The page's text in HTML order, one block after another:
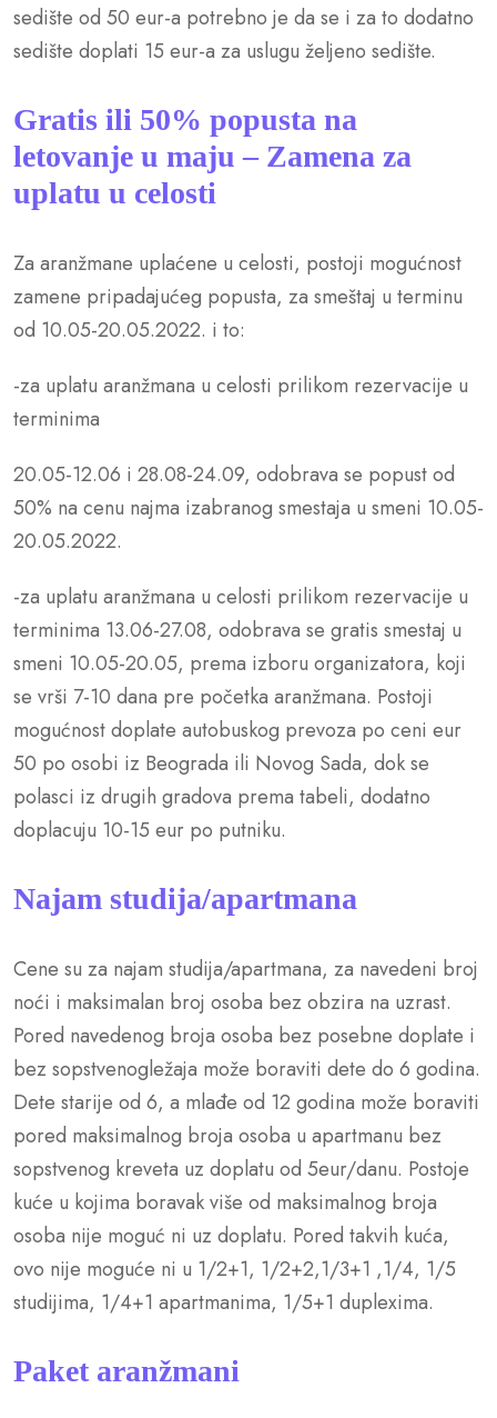
sedište od 50 eur-a potrebno je da se i za to dodatno
sedište doplati 15 eur-a za uslugu željeno sedište.
Gratis ili 50% popusta na
letovanje u maju – Zamena za
uplatu u celosti
Za aranžmane uplaćene u celosti, postoji mogućnost
zamene pripadajućeg popusta, za smeštaj u terminu
od 10.05-20.05.2022. i to:
-za uplatu aranžmana u celosti prilikom rezervacije u
terminima
20.05-12.06 i 28.08-24.09, odobrava se popust od
50% na cenu najma izabranog smestaja u smeni 10.05-
20.05.2022.
-za uplatu aranžmana u celosti prilikom rezervacije u
terminima 13.06-27.08, odobrava se gratis smestaj u
smeni 10.05-20.05, prema izboru organizatora, koji
se vrši 7-10 dana pre početka aranžmana. Postoji
mogućnost doplate autobuskog prevoza po ceni eur
50 po osobi iz Beograda ili Novog Sada, dok se
polasci iz drugih gradova prema tabeli, dodatno
doplacuju 10-15 eur po putniku.
Najam studija/apartmana
Cene su za najam studija/apartmana, za navedeni broj
noći i maksimalan broj osoba bez obzira na uzrast.
Pored navedenog broja osoba bez posebne doplate i
bez sopstvenogležaja može boraviti dete do 6 godina.
Dete starije od 6, a mlađe od 12 godina može boraviti
pored maksimalnog broja osoba u apartmanu bez
sopstvenog kreveta uz doplatu od 5eur/danu. Postoje
kuće u kojima boravak više od maksimalnog broja
osoba nije moguć ni uz doplatu. Pored takvih kuća,
ovo nije moguće ni u 1/2+1, 1/2+2,1/3+1 ,1/4, 1/5
studijima, 1/4+1 apartmanima, 1/5+1 duplexima.
Paket aranžmani